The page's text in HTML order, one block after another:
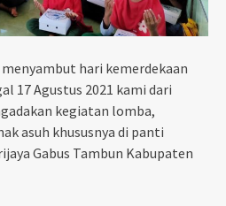
hari kemerdekaan
17 Agustus 2021 kami dari
kegiatan lomba,
asuh khususnya di panti
Gabus Tambun Kabupaten